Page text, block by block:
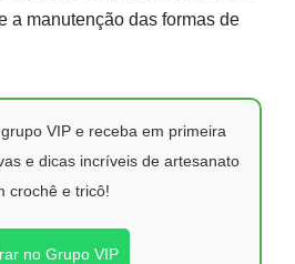
a manutenção das formas de
VIP e receba em primeira
e dicas incríveis de artesanato
crochê e tricô!
no Grupo VIP